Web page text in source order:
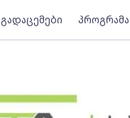
გადაცემები პროგრამა